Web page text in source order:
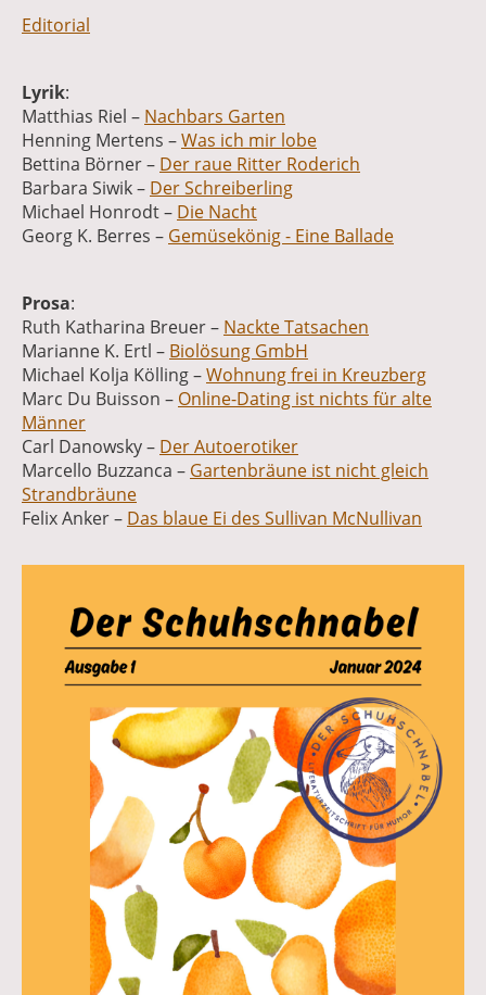
Editorial
Lyrik:
Matthias Riel – Nachbars Garten
Henning Mertens –Was ich mir lobe
Bettina Börner – Der raue Ritter Roderich
Barbara Siwik – Der Schreiberling
Michael Honrodt – Die Nacht
Georg K. Berres – Gemüsekönig - Eine Ballade
Prosa:
Ruth Katharina Breuer – Nackte Tatsachen
Marianne K. Ertl – Biolösung GmbH
Michael Kolja Kölling –Wohnung frei in Kreuzberg
Marc Du Buisson – Online-Dating ist nichts für alte
Männer
Carl Danowsky – Der Autoerotiker
Marcello Buzzanca – Gartenbräune ist nicht gleich
Strandbräune
Felix Anker – Das blaue Ei des Sullivan McNullivan